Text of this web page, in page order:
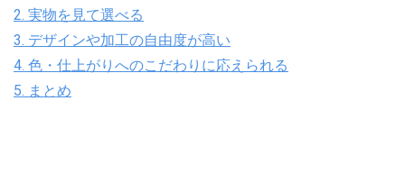
2. 実物を見て選べる
3. デザインや加工の自由度が高い
4. 色・仕上がりへのこだわりに応えられる
5. まとめ